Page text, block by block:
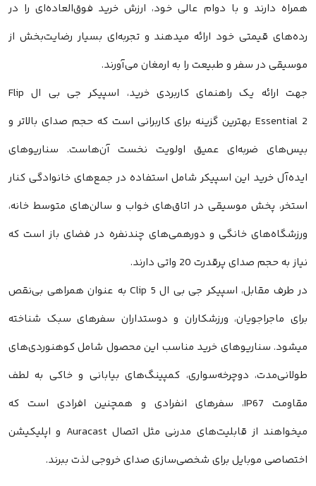
همراه دارند و با دوام عالی خود، ارزش خرید فوق‌العاده‌ای را در
رده‌های قیمتی خود ارائه میدهند و تجربه‌ای بسیار رضایت‌بخش از
موسیقی در سفر و طبیعت را به ارمغان می‌آورند.
جهت ارائه یک راهنمای کاربردی خرید، اسپیکر جی بی ال Flip
Essential 2 بهترین گزینه برای کاربرانی است که حجم صدای بالاتر و
بیس‌های ضربه‌ای عمیق اولویت نخست آن‌هاست. سناریوهای
ایده‌آل خرید این اسپیکر شامل استفاده در جمع‌های خانوادگی کنار
استخر، پخش موسیقی در اتاق‌های خواب و سالن‌های متوسط خانه،
ورزشگاه‌های خانگی و دورهمی‌های چندنفره در فضای باز است که
نیاز به حجم صدای پرقدرت 20 واتی دارند.
در طرف مقابل، اسپیکر جی بی ال Clip 5 به عنوان همراهی بی‌نقص
برای ماجراجویان، ورزشکاران و دوستداران سفرهای سبک شناخته
میشود. سناریوهای خرید مناسب این محصول شامل کوهنوردی‌های
طولانی‌مدت، دوچرخه‌سواری، کمپینگ‌های بیابانی و خاکی به لطف
مقاومت IP67، سفرهای انفرادی و همچنین افرادی است که
میخواهند از قابلیت‌های مدرنی مثل اتصال Auracast و اپلیکیشن
اختصاصی موبایل برای شخصی‌سازی صدای خروجی لذت ببرند.